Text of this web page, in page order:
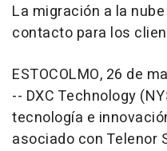
La migración a la
contacto para los
ESTOCOLMO, 26 de
-- DXC Technology
tecnología e
asociado con Telenor